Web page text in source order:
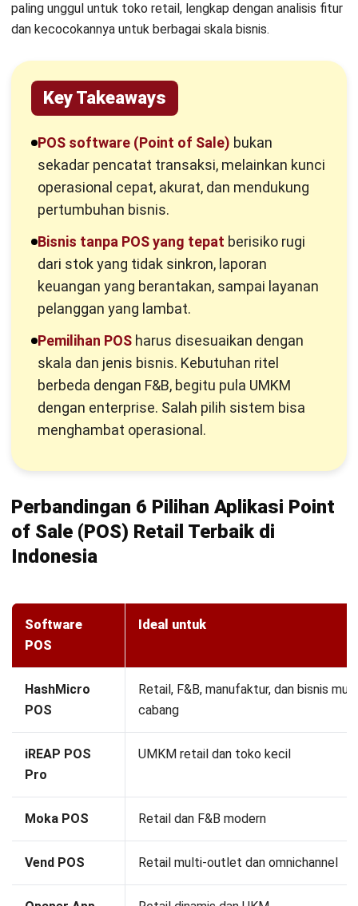
17. Software POS Shopify: Untuk E-Commerce Hybrid
18. Posy POS: Simple untuk UKM
19. Tantri POS: Basic POS untuk Usaha Rumahan
20. Point of Sale Impact: Cloud-Based Program
Loyalitas
21. Point of Sale Omega: Toko Konvensional dengan
Kebutuhan Stok
Tips Memilih Aplikasi Point of Sale (POS) yang Tepat
Kesimpulan
Pertanyaan Seputar Software POS Retail
paling unggul untuk toko retail, lengkap dengan analisis fitur
dan kecocokannya untuk berbagai skala bisnis.
Key Takeaways
POS software (Point of Sale) bukan
sekadar pencatat transaksi, melainkan kunci
operasional cepat, akurat, dan mendukung
pertumbuhan bisnis.
Bisnis tanpa POS yang tepat berisiko rugi
dari stok yang tidak sinkron, laporan
keuangan yang berantakan, sampai layanan
pelanggan yang lambat.
Pemilihan POS harus disesuaikan dengan
skala dan jenis bisnis. Kebutuhan ritel
berbeda dengan F&B, begitu pula UMKM
dengan enterprise. Salah pilih sistem bisa
menghambat operasional.
Perbandingan 6 Pilihan Aplikasi Point
of Sale (POS) Retail Terbaik di
Indonesia
Software
POS
Ideal untuk
HashMicro
POS
Retail, F&B, manufaktur, dan bisnis
cabang
iREAP POS
Pro
UMKM retail dan toko kecil
Moka POS Retail dan F&B modern
Vend POS Retail multi-outlet dan omnichannel